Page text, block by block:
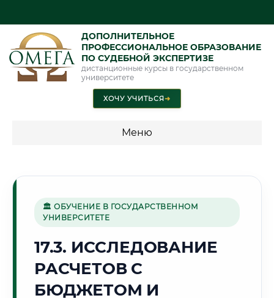
ДОПОЛНИТЕЛЬНОЕ
ПРОФЕССИОНАЛЬНОЕ ОБРАЗОВАНИЕ
ПО СУДЕБНОЙ ЭКСПЕРТИЗЕ
дистанционные курсы в государственном
университете
ХОЧУ УЧИТЬСЯ➜
Меню
специальности"
Стоимость по программам обучения "Судебная экспертиза"
Стоимость по программам обучения "Экспертиза"
🏛 ОБУЧЕНИЕ В ГОСУДАРСТВЕННОМ
УНИВЕРСИТЕТЕ
17.3. ИССЛЕДОВАНИЕ
РАСЧЕТОВ С
БЮДЖЕТОМ И